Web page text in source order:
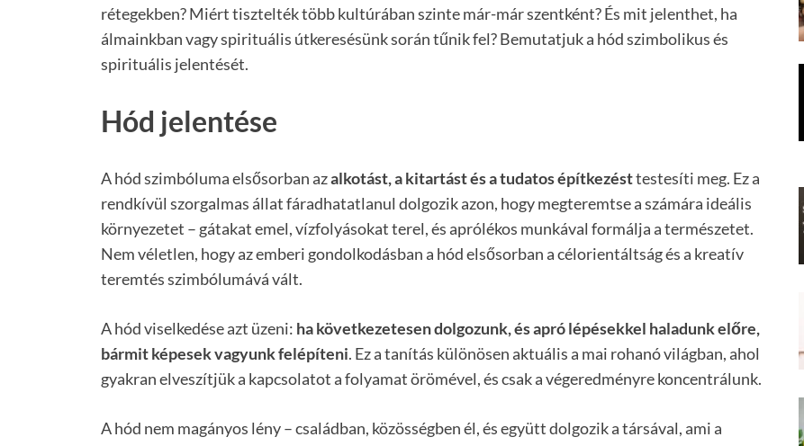
rétegekben? Miért tisztelték több kultúrában szinte már-már szentként? És mit jelenthet, ha
álmainkban vagy spirituális útkeresésünk során tűnik fel? Bemutatjuk a hód szimbolikus és
spirituális jelentését.
Hód jelentése
A hód szimbóluma elsősorban azalkotást, a kitartást és a tudatos építkezésttestesíti meg. Ez a
rendkívül szorgalmas állat fáradhatatlanul dolgozik azon, hogy megteremtse a számára ideális
környezetet – gátakat emel, vízfolyásokat terel, és aprólékos munkával formálja a természetet.
Nem véletlen, hogy az emberi gondolkodásban a hód elsősorban a célorientáltság és a kreatív
teremtés szimbólumává vált.
A hód viselkedése azt üzeni: ha következetesen dolgozunk, és apró lépésekkel haladunk előre,
bármit képesek vagyunk felépíteni. Ez a tanítás különösen aktuális a mai rohanó világban, ahol
gyakran elveszítjük a kapcsolatot a folyamat örömével, és csak a végeredményre koncentrálunk.
A hód nem magányos lény – családban, közösségben él, és együtt dolgozik a társával, ami a